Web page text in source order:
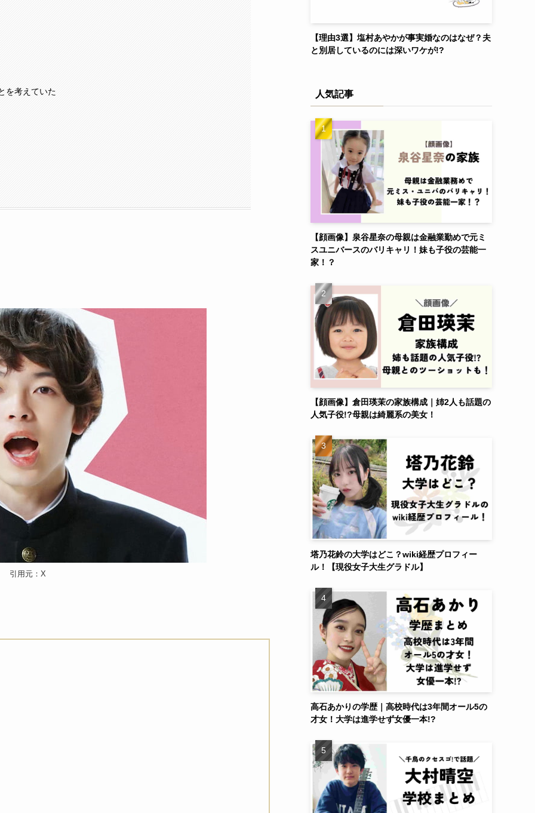
を考えていた
引用元：X
【理由3選】塩村あやかが事実婚なのはなぜ？夫
と別居しているのには深いワケが!?
人気記事
【顔画像】泉谷星奈の母親は金融業勤めで元ミ
スユニバースのバリキャリ！妹も子役の芸能一
家！？
【顔画像】倉田瑛茉の家族構成｜姉2人も話題の
人気子役!?母親は綺麗系の美女！
塔乃花鈴の大学はどこ？wiki経歴プロフィー
ル！【現役女子大生グラドル】
高石あかりの学歴｜高校時代は3年間オール5の
才女！大学は進学せず女優一本!?